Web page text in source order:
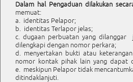
Dalam hal Pengaduan dilakukan
memuat:
a. identitas Pelapor;
b. identitas Terlapor jelas;
c. dugaan perbuatan yang dilanggar
dilengkapi dengan nomor perkara;
d. menyertakan bukti atau keterangan
nomor kontak pihak lain yang dapat
e. meskipun Pelapor tidak
ditindaklanjuti.